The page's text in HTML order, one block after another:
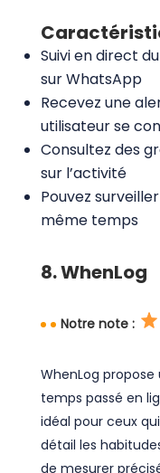
Suivi en direct
sur WhatsApp
Recevez une
utilisateur se
Consultez des
sur l’activité
Pouvez
même temps
8. WhenLog
Notre note :
WhenLog
temps passé en
idéal pour ceux
détail les
de mesurer